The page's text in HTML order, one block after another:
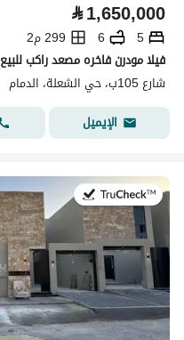
⃁1,650,000
5
6
299 م2
فيلا مودرن فاخره مصعد راكب للبيع
شارع 105ب، حي الشعلة، الدمام
الإيميل
في:26 يوليو 2026